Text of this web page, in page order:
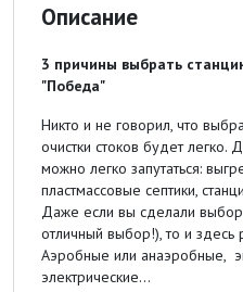
Описание
3 причины выбрать
"Победа"
Никто и не говорил, что
очистки стоков будет
можно легко запутаться:
пластмассовые септики,
Даже если вы сделали выбор
отличный выбор!), то и здесь
Аэробные или анаэробные,
электрические…